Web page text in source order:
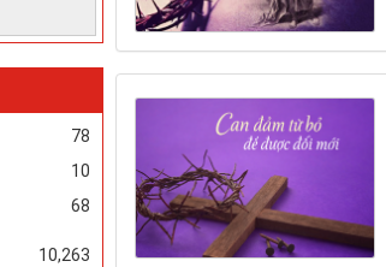
78
10
68
10,263